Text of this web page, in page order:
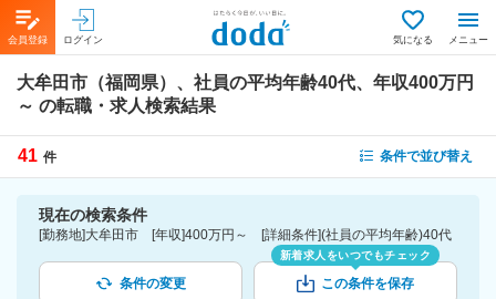
会員登録 ログイン 気になる メニュー
大牟田市（福岡県）、社員の平均年齢40代、年収400万円
～ の転職・求人検索結果
41 件 条件で並び替え
現在の検索条件
[勤務地]大牟田市 [年収]400万円～ [詳細条件](社員の平均年齢)40代
条件の変更
新着求人をいつでもチェック
この条件を保存